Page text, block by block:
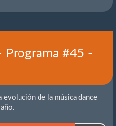
Programa #45 -
evolución de la música dance